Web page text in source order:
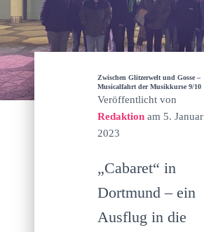
Zwischen Glitzerwelt und Gosse –
Musicalfahrt der Musikkurse 9/10
Veröffentlicht von
Redaktion am 5. Januar
2023
„Cabaret“ in
Dortmund – ein
Ausflug in die